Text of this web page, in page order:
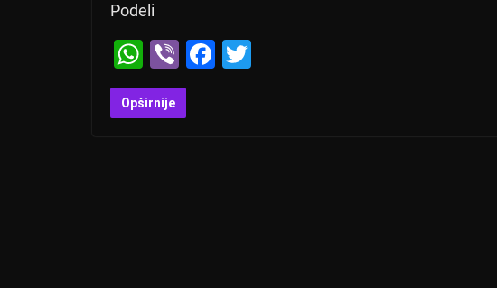
Podeli
W
h
at
Vi
b
er
F
Opširnije